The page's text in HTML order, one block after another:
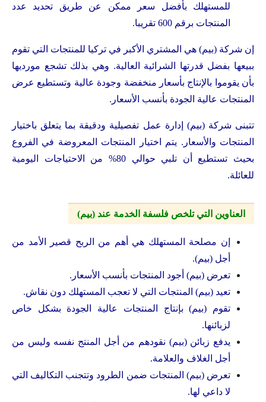
للمستهلك بأفضل سعر ممكن عن طريق تحديد عدد
المنتجات برقم 600 تقريبا.
إن شركة (بيم) هي المشتري الأكبر في تركيا للمنتجات التي تقوم
ببيعها بفضل قدرتها الشرائية العالية. وهي بذلك تشجع مورديها
بأن يقوموا بالإنتاج بأسعار منخفضة وجودة عالية وتستطيع عرض
المنتجات عالية الجودة بأنسب الأسعار.
تتبنى شركة (بيم) إدارة عمل تفصيلية ودقيقة بما يتعلق باختيار
المنتجات والأسعار. يتم اختيار المنتجات المعروضة في الفروع
بحيث تستطيع أن تلبي حوالي 80% من الاحتياجات اليومية
للعائلة.
العناوين التي تلخص فلسفة الخدمة عند (بيم)
إن مصلحة المستهلك هي أهم من الربح قصير الأمد من
أجل (بيم).
تعرض (بيم) أجود المنتجات بأنسب الأسعار.
تعيد (بيم) المنتجات التي لا تعجب المستهلك دون نقاش.
تقوم (بيم) بإنتاج المنتجات عالية الجودة بشكل خاص
لزبائنها.
يدفع زبائن (بيم) نقودهم من أجل المنتج نفسه وليس من
أجل الغلاف والعلامة.
تعرض (بيم) المنتجات ضمن الطرود وتتجنب التكاليف التي
لا داعي لها.